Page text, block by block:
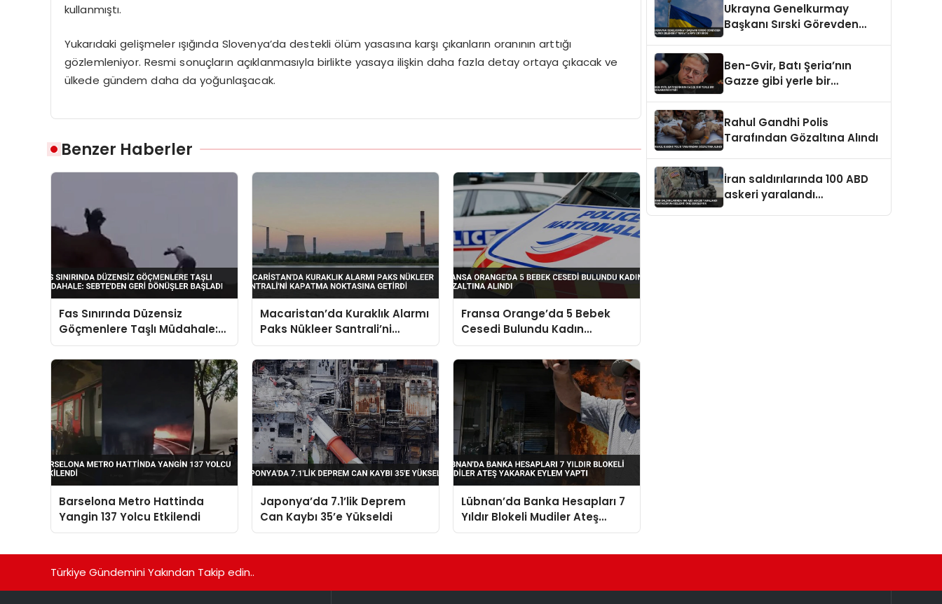
kullanmıştı.
Yukarıdaki gelişmeler ışığında Slovenya’da destekli ölüm yasasına karşı çıkanların oranının arttığı
gözlemleniyor. Resmi sonuçların açıklanmasıyla birlikte yasaya ilişkin daha fazla detay ortaya çıkacak ve
ülkede gündem daha da yoğunlaşacak.
Benzer Haberler
Fas Sınırında Düzensiz
Göçmenlere Taşlı Müdahale:
Sebte’den Geri Dönüşler
Başladı
Macaristan’da Kuraklık Alarmı
Paks Nükleer Santrali’ni
Kapatma Noktasına Getirdi
Fransa Orange’da 5 Bebek
Cesedi Bulundu Kadın
Gözaltına Alındı
Barselona Metro Hattinda
Yangin 137 Yolcu Etkilendi
Japonya’da 7.1’lik Deprem
Can Kaybı 35’e Yükseldi
Lübnan’da Banka Hesapları 7
Yıldır Blokeli Mudiler Ateş
Yakarak Eylem Yaptı
Ukrayna Genelkurmay
Başkanı Sırski Görevden
Ben-Gvir, Batı Şeria’nın
Gazze gibi yerle bir
Rahul Gandhi Polis
Tarafından Gözaltına Alındı
İran saldırılarında 100 ABD
askeri yaralandı
Türkiye Gündemini Yakından Takip edin..